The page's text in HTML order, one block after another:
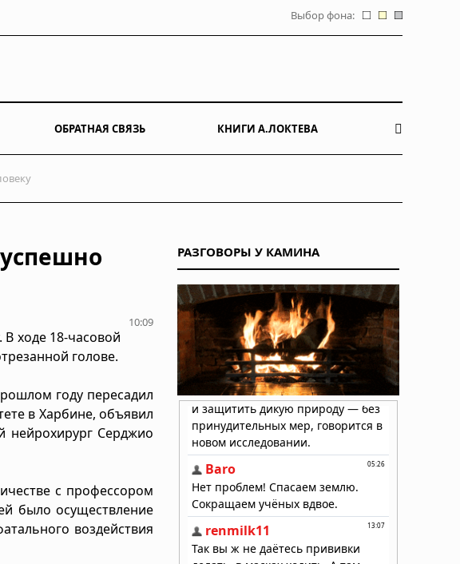
Выбор фона:
ОБРАТНАЯ СВЯЗЬ КНИГИ А.ЛОКТЕВА
10:09
ходе 18-часовой
голове.
году пересадил
в Харбине, объявил
нейрохирург Серджио
с профессором
было осуществление
воздействия
РАЗГОВОРЫ У КАМИНА